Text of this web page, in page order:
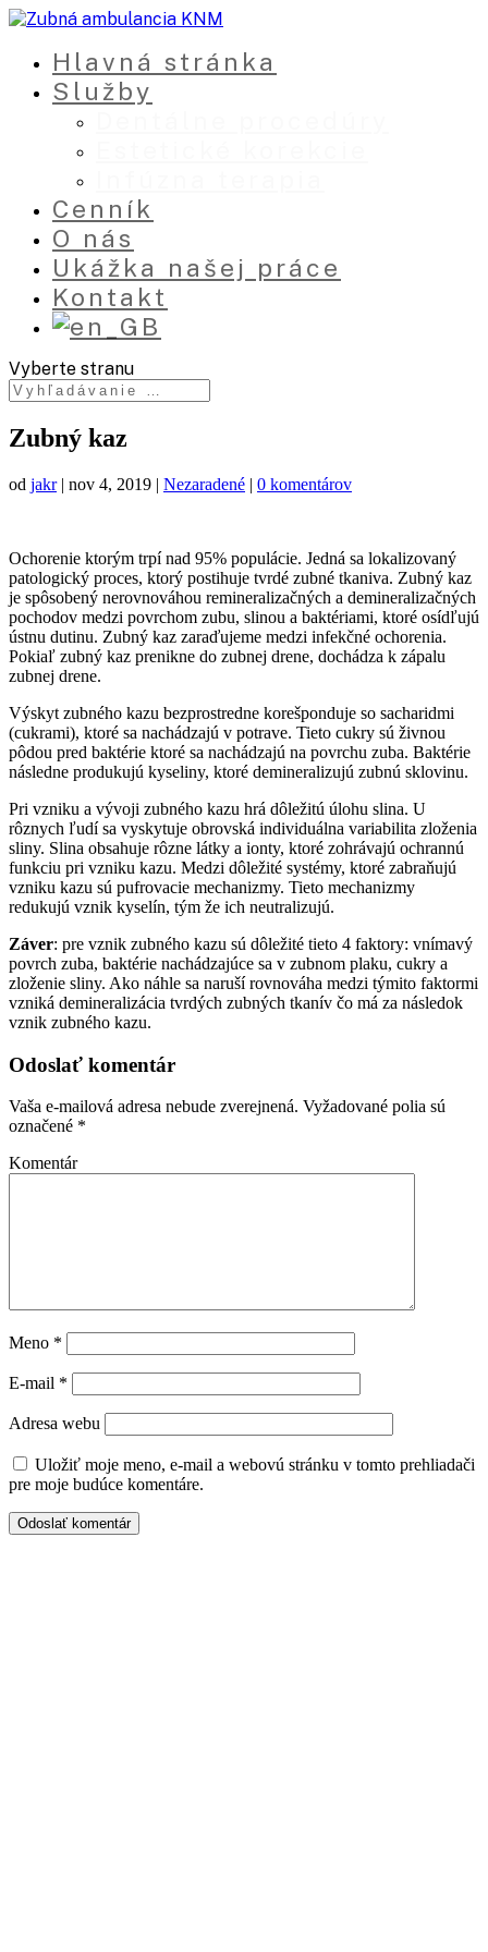
Hlavná stránka
Služby
Cenník
O nás
Ukážka našej práce
Kontakt
Vyberte stranu
Zubný kaz
od jakr| nov 4, 2019 | Nezaradené | 0 komentárov
Ochorenie ktorým trpí nad 95% populácie. Jedná sa lokalizovaný
patologický proces, ktorý postihuje tvrdé zubné tkaniva. Zubný kaz
je spôsobený nerovnováhou remineralizačných a demineralizačných
pochodov medzi povrchom zubu, slinou a baktériami, ktoré osídľujú
ústnu dutinu. Zubný kaz zaraďujeme medzi infekčné ochorenia.
Pokiaľ zubný kaz prenikne do zubnej drene, dochádza k zápalu
zubnej drene.
Výskyt zubného kazu bezprostredne korešponduje so sacharidmi
(cukrami), ktoré sa nachádzajú v potrave. Tieto cukry sú živnou
pôdou pred baktérie ktoré sa nachádzajú na povrchu zuba. Baktérie
následne produkujú kyseliny, ktoré demineralizujú zubnú sklovinu.
Pri vzniku a vývoji zubného kazu hrá dôležitú úlohu slina. U
rôznych ľudí sa vyskytuje obrovská individuálna variabilita zloženia
sliny. Slina obsahuje rôzne látky a ionty, ktoré zohrávajú ochrannú
funkciu pri vzniku kazu. Medzi dôležité systémy, ktoré zabraňujú
vzniku kazu sú pufrovacie mechanizmy. Tieto mechanizmy
redukujú vznik kyselín, tým že ich neutralizujú.
Záver: pre vznik zubného kazu sú dôležité tieto 4 faktory: vnímavý
povrch zuba, baktérie nachádzajúce sa v zubnom plaku, cukry a
zloženie sliny. Ako náhle sa naruší rovnováha medzi týmito faktormi
vzniká demineralizácia tvrdých zubných tkanív čo má za následok
vznik zubného kazu.
Odoslať komentár
Vaša e-mailová adresa nebude zverejnená. Vyžadované polia sú
označené *
Komentár
Meno *
E-mail *
Adresa webu
Uložiť moje meno, e-mail a webovú stránku v tomto prehliadači
pre moje budúce komentáre.